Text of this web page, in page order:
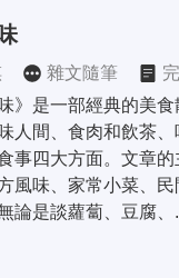
雜文隨筆
》是一部經典的美
人間、食肉和飲茶、
事四大方面。文章
風味、家常小菜、民
論是談蘿蔔、豆腐、